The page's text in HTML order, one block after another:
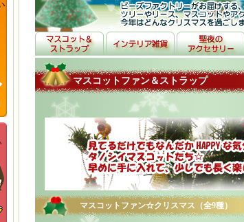
マスコットファン＆ストラップ
マスコットファン☆クリスマス（全9種）